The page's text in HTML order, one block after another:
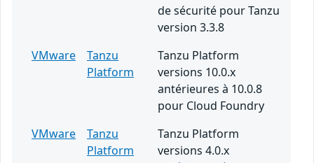
de sécurité pour Tanzu
version 3.3.8
VMware
Tanzu
Platform
Tanzu Platform
versions 10.0.x
antérieures à 10.0.8
pour Cloud Foundry
VMware
Tanzu
Platform
Tanzu Platform
versions 4.0.x